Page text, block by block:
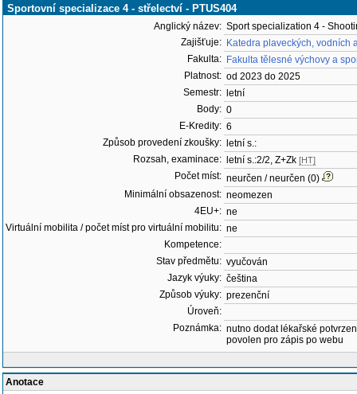
Sportovní specializace 4 - střelectví - PTUS404
Anglický název: Sport specialization 4 -
Zajišťuje: Katedra plaveckých, vodních
Fakulta: Fakulta tělesné výchovy a
Platnost: od 2023 do 2025
Semestr:
letní
Body: 0
E-Kredity: 6
Způsob provedení zkoušky:
letní s.:
Rozsah, examinace:
letní s.:2/2, Z+Zk [HT]
Počet míst: neurčen / neurčen (0)
Minimální obsazenost: neomezen
4EU+: ne
Virtuální mobilita / počet míst pro virtuální mobilitu: ne
Kompetence:
Stav předmětu: vyučován
Jazyk výuky: čeština
Způsob výuky: prezenční
Úroveň:
Poznámka: nutno dodat lékařské
povolen pro zápis po webu
Anotace